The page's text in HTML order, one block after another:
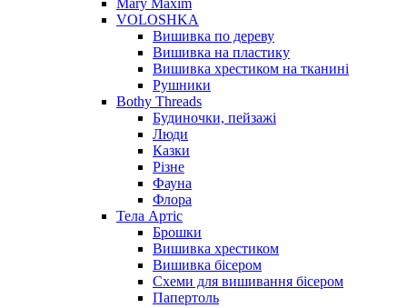
VOLOSHKA
Вишивка по дереву
Вишивка на пластику
Вишивка хрестиком на тканині
Рушники
Bothy Threads
Будиночки, пейзажі
Люди
Казки
Різне
Фауна
Флора
Тела Артіс
Брошки
Вишивка хрестиком
Вишивка бісером
Схеми для вишивання бісером
Папертоль